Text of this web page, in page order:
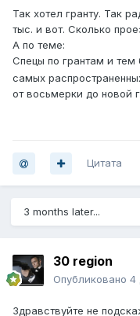
Так хотел гранту. Так
тыс. и вот. Сколько
А по теме:
Спецы по грантам и тем
самых
от восьмерки до новой
Цитата
3 months later...
30 region
Опубликовано 4
Здравствуйте не